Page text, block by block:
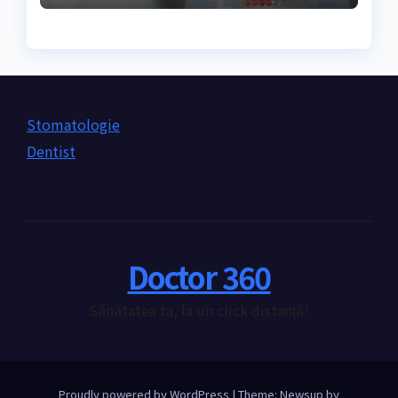
Stomatologie
Dentist
Doctor 360
Proudly powered by WordPress | Theme: Newsup by